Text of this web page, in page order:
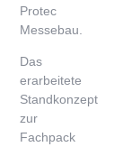
Protec
Messebau.
Das
erarbeitete
Standkonzept
zur
Fachpack